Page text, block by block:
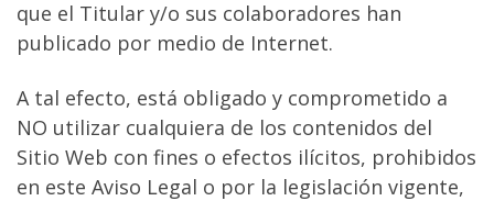
que el Titular y/o sus colaboradores han
publicado por medio de Internet.
A tal efecto, está obligado y comprometido a
NO utilizar cualquiera de los contenidos del
Sitio Web con fines o efectos ilícitos, prohibidos
en este Aviso Legal o por la legislación vigente,